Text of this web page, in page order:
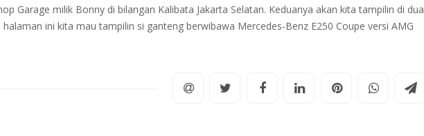
Garage milik Bonny di bilangan Kalibata Jakarta Selatan. Keduanya akan kita tampilin di dua
ini kita mau tampilin si ganteng berwibawa Mercedes-Benz E250 Coupe versi AMG